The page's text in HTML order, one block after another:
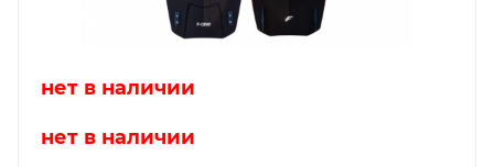
нет в наличии
нет в наличии